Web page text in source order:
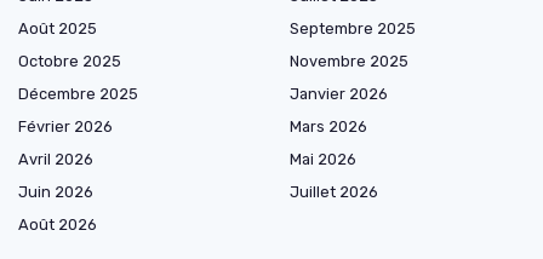
Août 2025
Septembre 2025
Octobre 2025
Novembre 2025
Décembre 2025
Janvier 2026
Février 2026
Mars 2026
Avril 2026
Mai 2026
Juin 2026
Juillet 2026
Août 2026